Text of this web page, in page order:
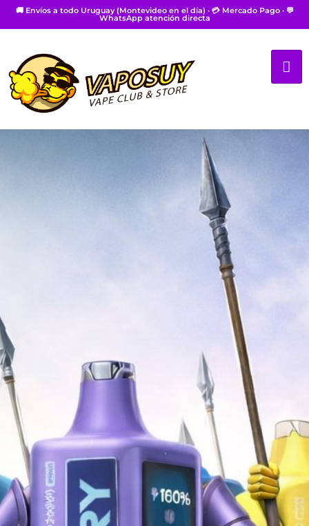
🚚 Envíos a todo Uruguay (Montevideo en el día) · 💳 Mercado Pago · 💬
WhatsApp atención directa